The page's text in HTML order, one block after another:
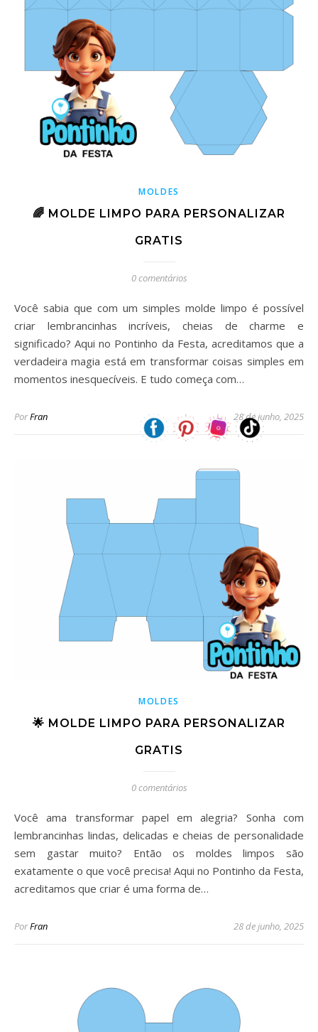
MOLDES
🌈 MOLDE LIMPO PARA PERSONALIZAR
GRATIS
0 comentários
Você sabia que com um simples molde limpo é possível
criar lembrancinhas incríveis, cheias de charme e
significado? Aqui no Pontinho da Festa, acreditamos que a
verdadeira magia está em transformar coisas simples em
momentos inesquecíveis. E tudo começa com…
PorFran 28 de junho, 2025
MOLDES
🌟 MOLDE LIMPO PARA PERSONALIZAR
GRATIS
0 comentários
Você ama transformar papel em alegria? Sonha com
lembrancinhas lindas, delicadas e cheias de personalidade
sem gastar muito? Então os moldes limpos são
exatamente o que você precisa! Aqui no Pontinho da Festa,
acreditamos que criar é uma forma de…
PorFran 28 de junho, 2025